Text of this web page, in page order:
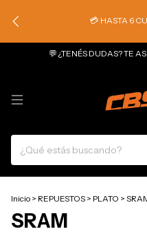
💳 HASTA 6
💬 ¿TENÉS DUDAS? TE
Inicio > REPUESTOS > PLATO >
SRAM